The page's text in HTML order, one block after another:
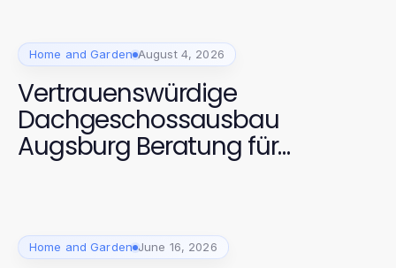
Home and Garden August 4, 2026
Vertrauenswürdige
Dachgeschossausbau
Augsburg Beratung für
Home and Garden June 16, 2026